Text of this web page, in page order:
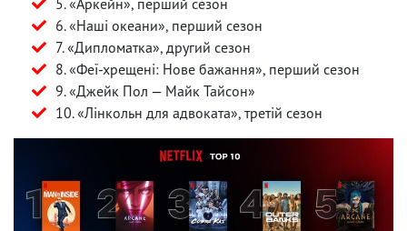
6. «Наші океани», перший сезон
7. «Дипломатка», другий сезон
8. «Феї-хрещені: Нове бажання», перший сезон
9. «Джейк Пол — Майк Тайсон»
10. «Лінкольн для адвоката», третій сезон